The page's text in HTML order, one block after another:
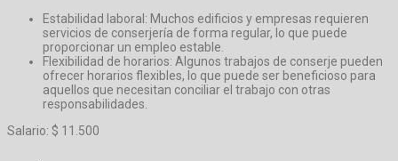
Estabilidad laboral: Muchos edificios y empresas requieren
servicios de conserjería de forma regular, lo que puede
proporcionar un empleo estable.
Flexibilidad de horarios: Algunos trabajos de conserje pueden
ofrecer horarios flexibles, lo que puede ser beneficioso para
aquellos que necesitan conciliar el trabajo con otras
responsabilidades.
Salario: $ 11.500